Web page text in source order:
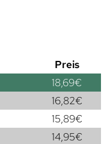
Preis
18,69€
16,82€
15,89€
14,95€